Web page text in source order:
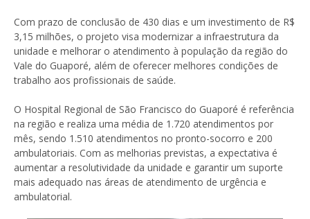
Com prazo de conclusão de 430 dias e um investimento de R$
3,15 milhões, o projeto visa modernizar a infraestrutura da
unidade e melhorar o atendimento à população da região do
Vale do Guaporé, além de oferecer melhores condições de
trabalho aos profissionais de saúde.
O Hospital Regional de São Francisco do Guaporé é referência
na região e realiza uma média de 1.720 atendimentos por
mês, sendo 1.510 atendimentos no pronto-socorro e 200
ambulatoriais. Com as melhorias previstas, a expectativa é
aumentar a resolutividade da unidade e garantir um suporte
mais adequado nas áreas de atendimento de urgência e
ambulatorial.